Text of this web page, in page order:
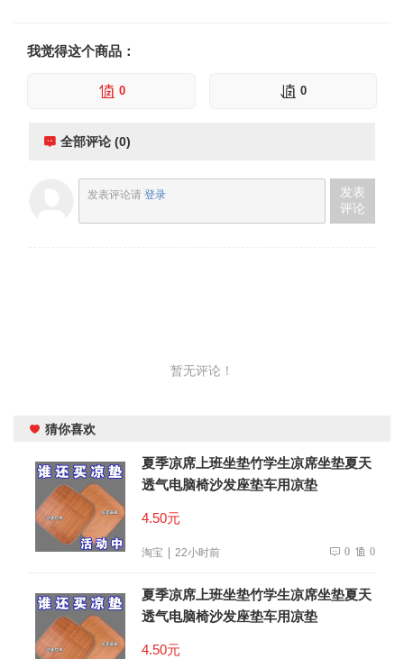
我觉得这个商品：
0 0
全部评论 (0)
发表评论请 登录
发表
评论
暂无评论！
猜你喜欢
夏季凉席上班坐垫竹学生凉席坐垫夏天
透气电脑椅沙发座垫车用凉垫
4.50元
淘宝 22小时前 0 0
夏季凉席上班坐垫竹学生凉席坐垫夏天
透气电脑椅沙发座垫车用凉垫
4.50元